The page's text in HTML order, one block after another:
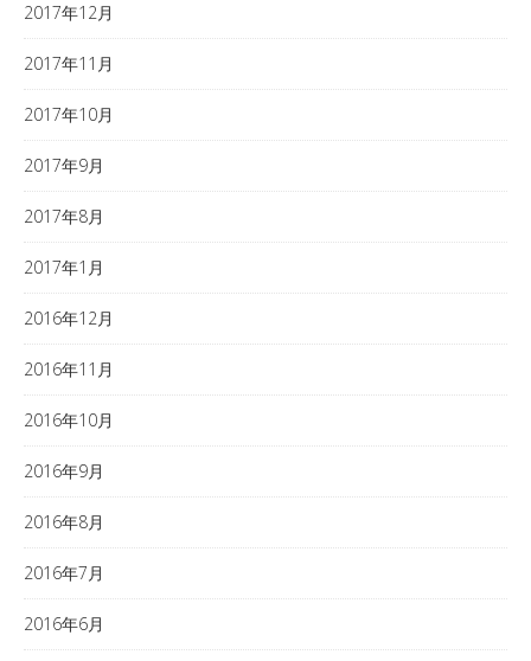
2017年12月
2017年11月
2017年10月
2017年9月
2017年8月
2017年1月
2016年12月
2016年11月
2016年10月
2016年9月
2016年8月
2016年7月
2016年6月